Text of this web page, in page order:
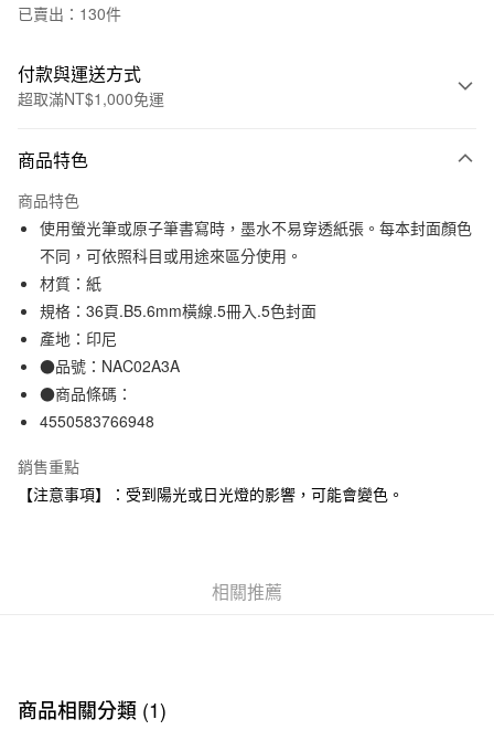
已賣出：130件
付款與運送方式
超取滿NT$1,000免運
信用卡一次付款
信用卡分期付款
3 期 0 利率 每期NT$39
合作金庫商業銀行
華南商業銀行
彰化商業銀行
上海商業儲蓄銀行
臺灣中小企業銀行
匯豐（台灣）商業銀行
聯邦商業銀行
玉山商業銀行
台新國際商業銀行
中國信託商業銀行
超商取貨付款
LINE Pay
Apple Pay
街口支付
悠遊付
運送方式
每筆NT$65，滿NT$1,000(含以上)免運費
商品特色
商品特色
使用螢光筆或原子筆書寫時，墨水不易穿透紙張。每本封面顏色
不同，可依照科目或用途來區分使用。
材質：紙
規格：36頁.B5.6mm橫線.5冊入.5色封面
產地：印尼
●品號：NAC02A3A
●商品條碼：
4550583766948
銷售重點
【注意事項】：受到陽光或日光燈的影響，可能會變色。
相關推薦
商品相關分類 (1)